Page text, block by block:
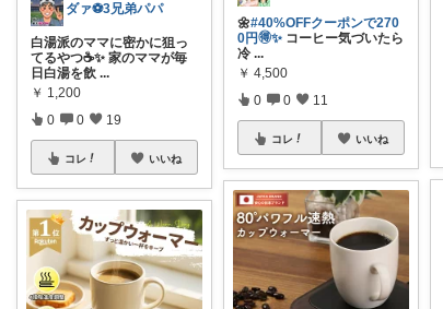
ダァ⚽3兄弟パパ
白湯派のママに密かに狙っ
てるやつ☕✨ 家のママが毎
日白湯を飲 ...
￥ 1,200
0 0 19
コレ いいね
🌼#40%OFFクーポンで270
0円🉐✨ コーヒー気づいたら
冷 ...
￥ 4,500
0 0 11
コレ いいね